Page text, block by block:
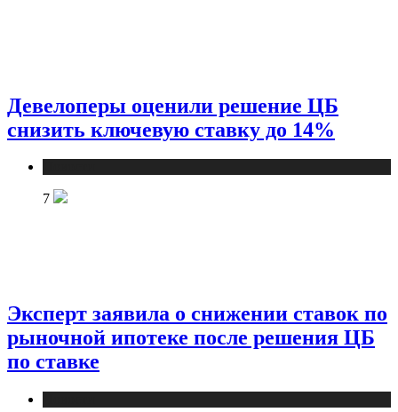
Девелоперы оценили решение ЦБ
снизить ключевую ставку до 14%
7
Эксперт заявила о снижении ставок по
рыночной ипотеке после решения ЦБ
по ставке